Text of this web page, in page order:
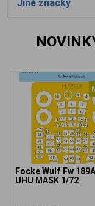
Jiné značky
Focke Wulf Fw
UHU MASK 1/72